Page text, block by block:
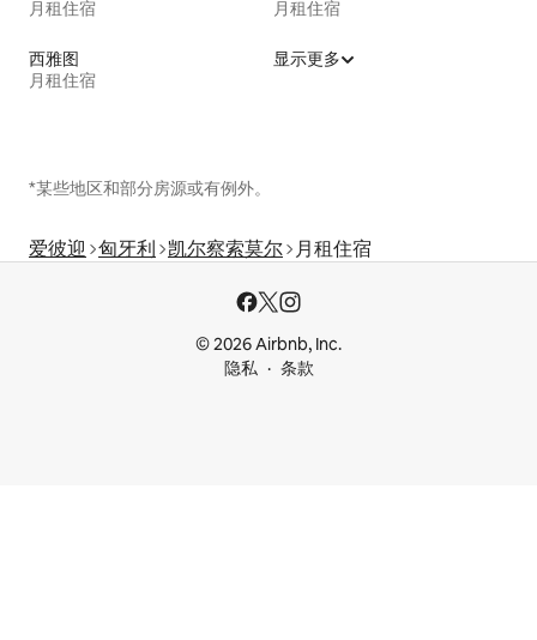
月租住宿 月租住宿
西雅图
月租住宿
显示更多
*某些地区和部分房源或有例外。
爱彼迎 匈牙利 凯尔察索莫尔 月租住宿
© 2026 Airbnb, Inc.
隐私
条款